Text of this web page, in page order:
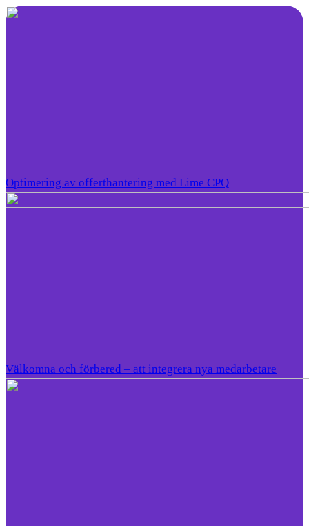
Optimering av offerthantering med Lime CPQ
Välkomna och förbered – att integrera nya medarbetare